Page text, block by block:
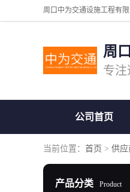
周
公司首页
当前位置： 首页 > 供应
产品分类 Product